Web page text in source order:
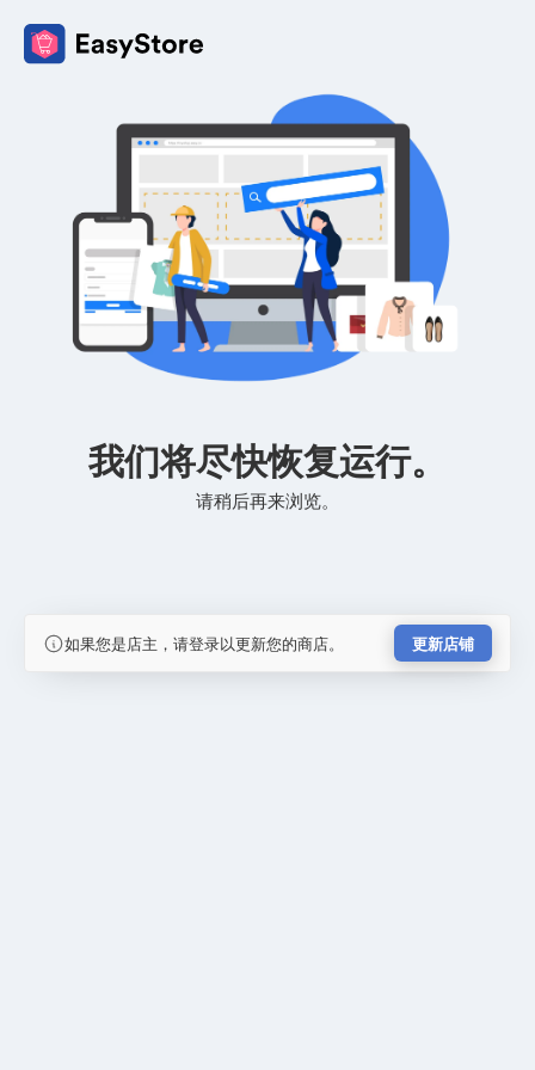
我们将尽快恢复运行。
请稍后再来浏览。
如果您是店主，请登录以更新您的商店。 更新店铺